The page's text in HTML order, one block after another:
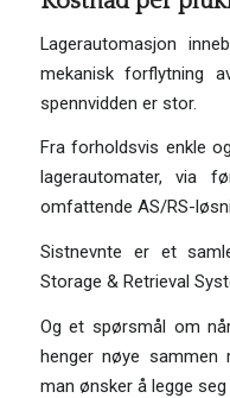
Lagerautomasjon
mekanisk forflytning
spennvidden er stor.
Fra forholdsvis enkle
lagerautomater, via
omfattende AS/RS-
Sistnevnte er et
Storage & Retrieval
Og et spørsmål om
henger nøye sammen
man ønsker å legge seg